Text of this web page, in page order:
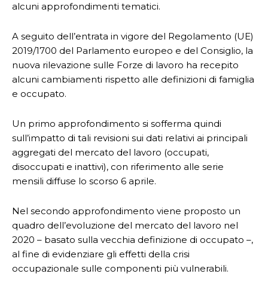
alcuni approfondimenti tematici.
A seguito dell’entrata in vigore del Regolamento (UE)
2019/1700 del Parlamento europeo e del Consiglio, la
nuova rilevazione sulle Forze di lavoro ha recepito
alcuni cambiamenti rispetto alle definizioni di famiglia
e occupato.
Un primo approfondimento si sofferma quindi
sull’impatto di tali revisioni sui dati relativi ai principali
aggregati del mercato del lavoro (occupati,
disoccupati e inattivi), con riferimento alle serie
mensili diffuse lo scorso 6 aprile.
Nel secondo approfondimento viene proposto un
quadro dell’evoluzione del mercato del lavoro nel
2020 – basato sulla vecchia definizione di occupato –,
al fine di evidenziare gli effetti della crisi
occupazionale sulle componenti più vulnerabili.